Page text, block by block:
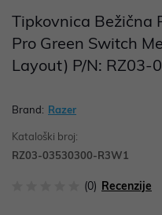
Tipkovnica Bežična
Pro Green Switch
Layout) P/N:
Brand: Razer
Kataloški broj:
RZ03-03530300-R3W1
(0) Recenzije